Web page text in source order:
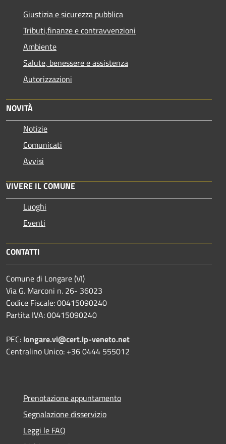
Giustizia e sicurezza pubblica
Tributi,finanze e contravvenzioni
Ambiente
Salute, benessere e assistenza
Autorizzazioni
NOVITÀ
Notizie
Comunicati
Avvisi
VIVERE IL COMUNE
Luoghi
Eventi
CONTATTI
Comune di Longare (VI)
Via G. Marconi n. 26- 36023
Codice Fiscale: 00415090240
Partita IVA: 00415090240
PEC: longare.vi@cert.ip-veneto.net
Centralino Unico: +36 0444 555012
Prenotazione appuntamento
Segnalazione disservizio
Leggi le FAQ